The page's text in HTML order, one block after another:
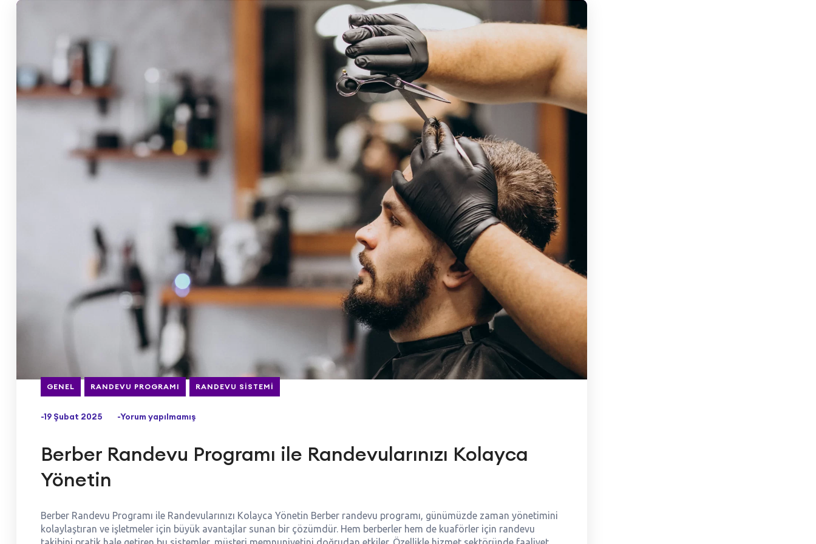
GENEL RANDEVU PROGRAMI RANDEVU SISTEMI
-19 Şubat 2025 -Yorum yapılmamış
Berber Randevu Programı ile Randevularınızı Kolayca
Yönetin
Berber Randevu Programı ile Randevularınızı Kolayca Yönetin Berber randevu programı, günümüzde zaman yönetimini
kolaylaştıran ve işletmeler için büyük avantajlar sunan bir çözümdür. Hem berberler hem de kuaförler için randevu